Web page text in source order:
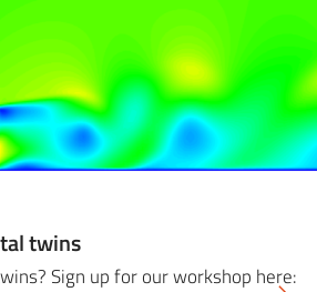
twins
Sign up for our workshop here: